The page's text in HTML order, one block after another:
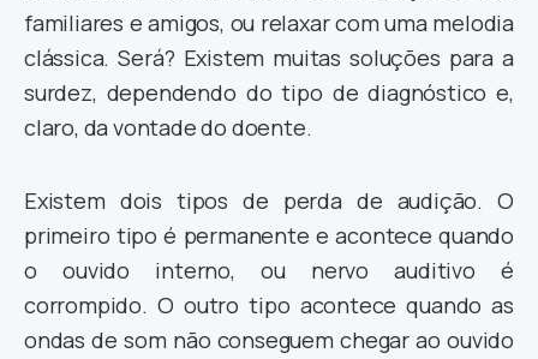
familiares e amigos, ou relaxar com uma melodia
clássica. Será? Existem muitas soluções para a
surdez, dependendo do tipo de diagnóstico e,
claro, da vontade do doente.
Existem dois tipos de perda de audição. O
primeiro tipo é permanente e acontece quando
o ouvido interno, ou nervo auditivo é
corrompido. O outro tipo acontece quando as
ondas de som não conseguem chegar ao ouvido